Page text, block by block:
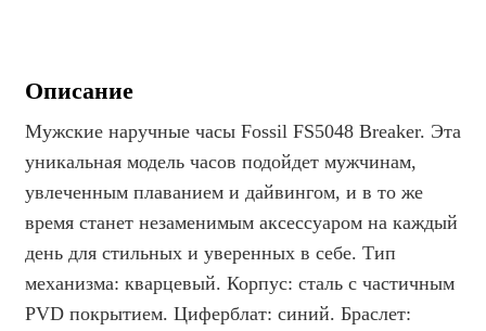
Описание
Мужские наручные часы Fossil FS5048 Breaker. Эта
уникальная модель часов подойдет мужчинам,
увлеченным плаванием и дайвингом, и в то же
время станет незаменимым аксессуаром на каждый
день для стильных и уверенных в себе. Тип
механизма: кварцевый. Корпус: сталь с частичным
PVD покрытием. Циферблат: синий. Браслет: